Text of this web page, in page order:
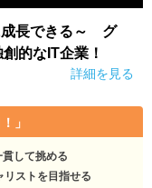
成長できる～ グ
的なIT企業！
詳細を見る
」
して挑める
ストを目指せる